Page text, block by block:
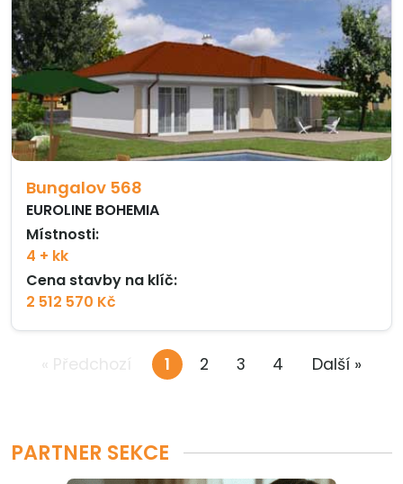
Bungalov 568
EUROLINE BOHEMIA
Místnosti:
4 + kk
Cena stavby na klíč:
2 512 570 Kč
1 2 3 4 Další »
PARTNER SEKCE